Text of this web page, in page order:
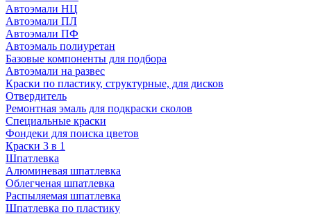
Автоэмали НЦ
Автоэмали ПЛ
Автоэмали ПФ
Автоэмаль полиуретан
Базовые компоненты для подбора
Автоэмали на развес
Краски по пластику, структурные, для дисков
Отвердитель
Ремонтная эмаль для подкраски сколов
Специальные краски
Фондеки для поиска цветов
Краски 3 в 1
Шпатлевка
Алюминевая шпатлевка
Облегченая шпатлевка
Распыляемая шпатлевка
Шпатлевка по пластику